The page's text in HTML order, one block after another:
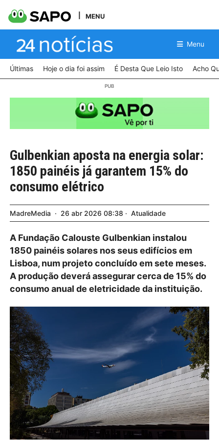
MENU
Menu
Últimas Hoje o dia foi assim É Desta Que Leio Isto Acho
Gulbenkian aposta na energia solar:
1850 painéis já garantem 15% do
consumo elétrico
MadreMedia 26 abr 2026 08:38 Atualidade
A Fundação Calouste Gulbenkian instalou
1850 painéis solares nos seus edifícios em
Lisboa, num projeto concluído em sete meses.
A produção deverá assegurar cerca de 15% do
consumo anual de eletricidade da instituição.